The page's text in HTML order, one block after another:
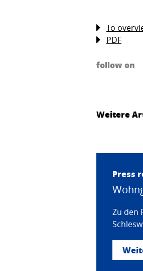
To
PDF
follow on
Weitere
Press
Zu den